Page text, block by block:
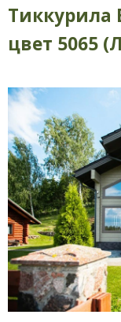
Тиккурила
цвет 5065